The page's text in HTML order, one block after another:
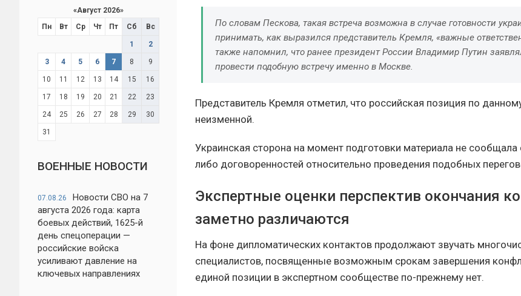
«Август 2026»
Пн
Вт Ср Чт Пт Сб Вс
1 2
3 4 5 6 7 8 9
10 11 12 13 14 15 16
17 18 19 20 21 22 23
24 25 26 27 28 29 30
31
ВОЕННЫЕ НОВОСТИ
07.08.26
Новости СВО на 7
августа 2026 года: карта
боевых действий, 1625-й
день спецоперации —
российские войска
усиливают давление на
ключевых направлениях
По словам Пескова, такая встреча возможна в случае готовности
принимать, как выразился представитель Кремля, «важные
также напомнил, что ранее президент России Владимир Путин
провести подобную встречу именно в Москве.
Представитель Кремля отметил, что российская позиция по
неизменной.
Украинская сторона на момент подготовки материала не
либо договоренностей относительно проведения подобных
Экспертные оценки перспектив окончания
заметно различаются
На фоне дипломатических контактов продолжают звучать
специалистов, посвященные возможным срокам завершения
единой позиции в экспертном сообществе по-прежнему нет.